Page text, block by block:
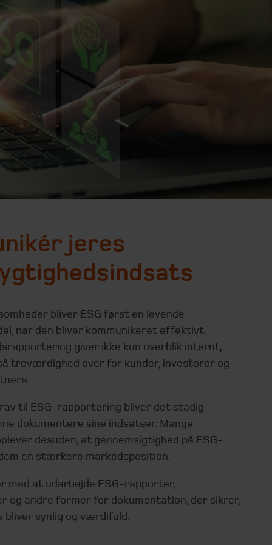
jeres
bliver ESG først en levende
når den bliver kommunikeret effektivt.
giver ikke kun overblik internt,
troværdighed over for kunder, investorer og
til ESG-rapportering bliver det stadig
dokumentere sine indsatser. Mange
desuden, at gennemsigtighed på ESG-
en stærkere markedsposition.
med at udarbejde ESG-rapporter,
og andre former for dokumentation, der sikrer,
bliver synlig og værdifuld.